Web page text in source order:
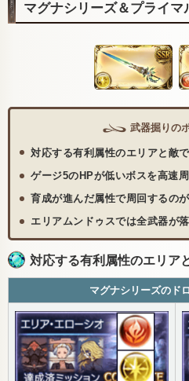
マグナシリーズ＆プライマ
武器掘りの
対応する有利属性のエリアと敵
ゲージ5のHPが低いボスを高速
育成が進んだ属性で周回するの
エリアムンドゥスでは全武器が
対応する有利属性のエリア
マグナシリーズのド